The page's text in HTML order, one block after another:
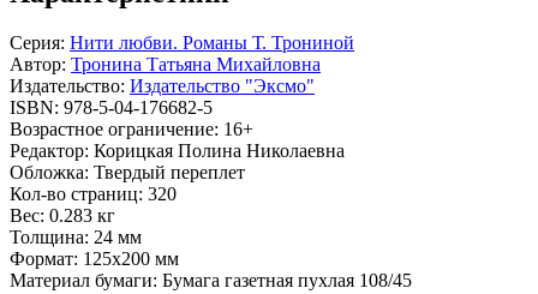
Серия: Нити любви. Романы Т. Трониной
Автор: Тронина Татьяна Михайловна
Издательство: Издательство "Эксмо"
ISBN: 978-5-04-176682-5
Возрастное ограничение: 16+
Редактор: Корицкая Полина Николаевна
Обложка: Твердый переплет
Кол-во страниц: 320
Вес: 0.283 кг
Толщина: 24 мм
Формат: 125x200 мм
Материал бумаги: Бумага газетная пухлая 108/45